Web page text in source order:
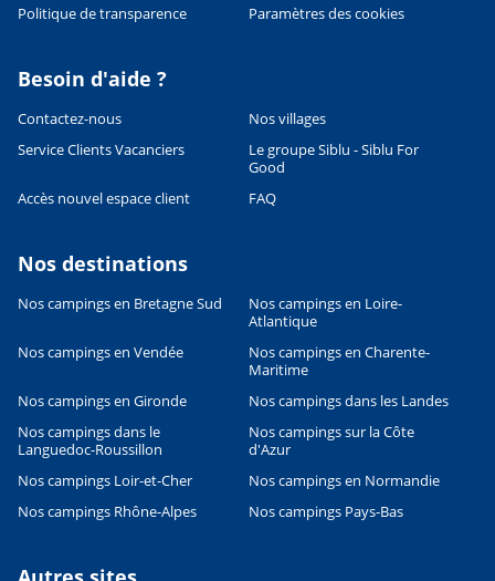
OpenStreetMapcontributors, Points © 2012 LINZ
Politique de transparence
Paramètres des cookies
Besoin d'aide ?
Contactez-nous
Nos villages
Service Clients Vacanciers
Le groupe Siblu - Siblu For
Good
Accès nouvel espace client
FAQ
Nos destinations
Nos campings en Bretagne Sud
Nos campings en Loire-
Atlantique
Nos campings en Vendée
Nos campings en Charente-
Maritime
Nos campings en Gironde
Nos campings dans les Landes
Nos campings dans le
Languedoc-Roussillon
Nos campings sur la Côte
d'Azur
Nos campings Loir-et-Cher
Nos campings en Normandie
Nos campings Rhône-Alpes
Nos campings Pays-Bas